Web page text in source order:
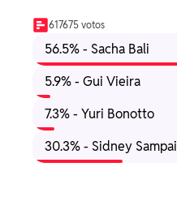
617675 votos
56.5% - Sacha Bali
5.9% - Gui Vieira
7.3% - Yuri Bonotto
30.3% - Sidney